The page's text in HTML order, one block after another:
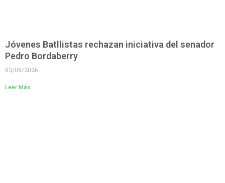
Jóvenes Batllistas rechazan iniciativa del senador
Pedro Bordaberry
03/08/2026
Leer Más